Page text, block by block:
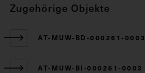
Zugehörige Objekte
AT-MUW-BD-000261-0003
AT-MUW-BI-000261-0003